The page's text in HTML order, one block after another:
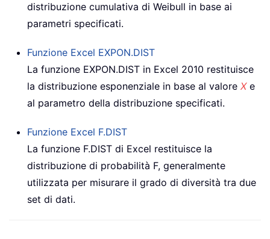
distribuzione cumulativa di Weibull in base ai
parametri specificati.
Funzione Excel EXPON.DIST
La funzione EXPON.DIST in Excel 2010 restituisce
la distribuzione esponenziale in base al valore Xe
al parametro della distribuzione specificati.
Funzione Excel F.DIST
La funzione F.DIST di Excel restituisce la
distribuzione di probabilità F, generalmente
utilizzata per misurare il grado di diversità tra due
set di dati.